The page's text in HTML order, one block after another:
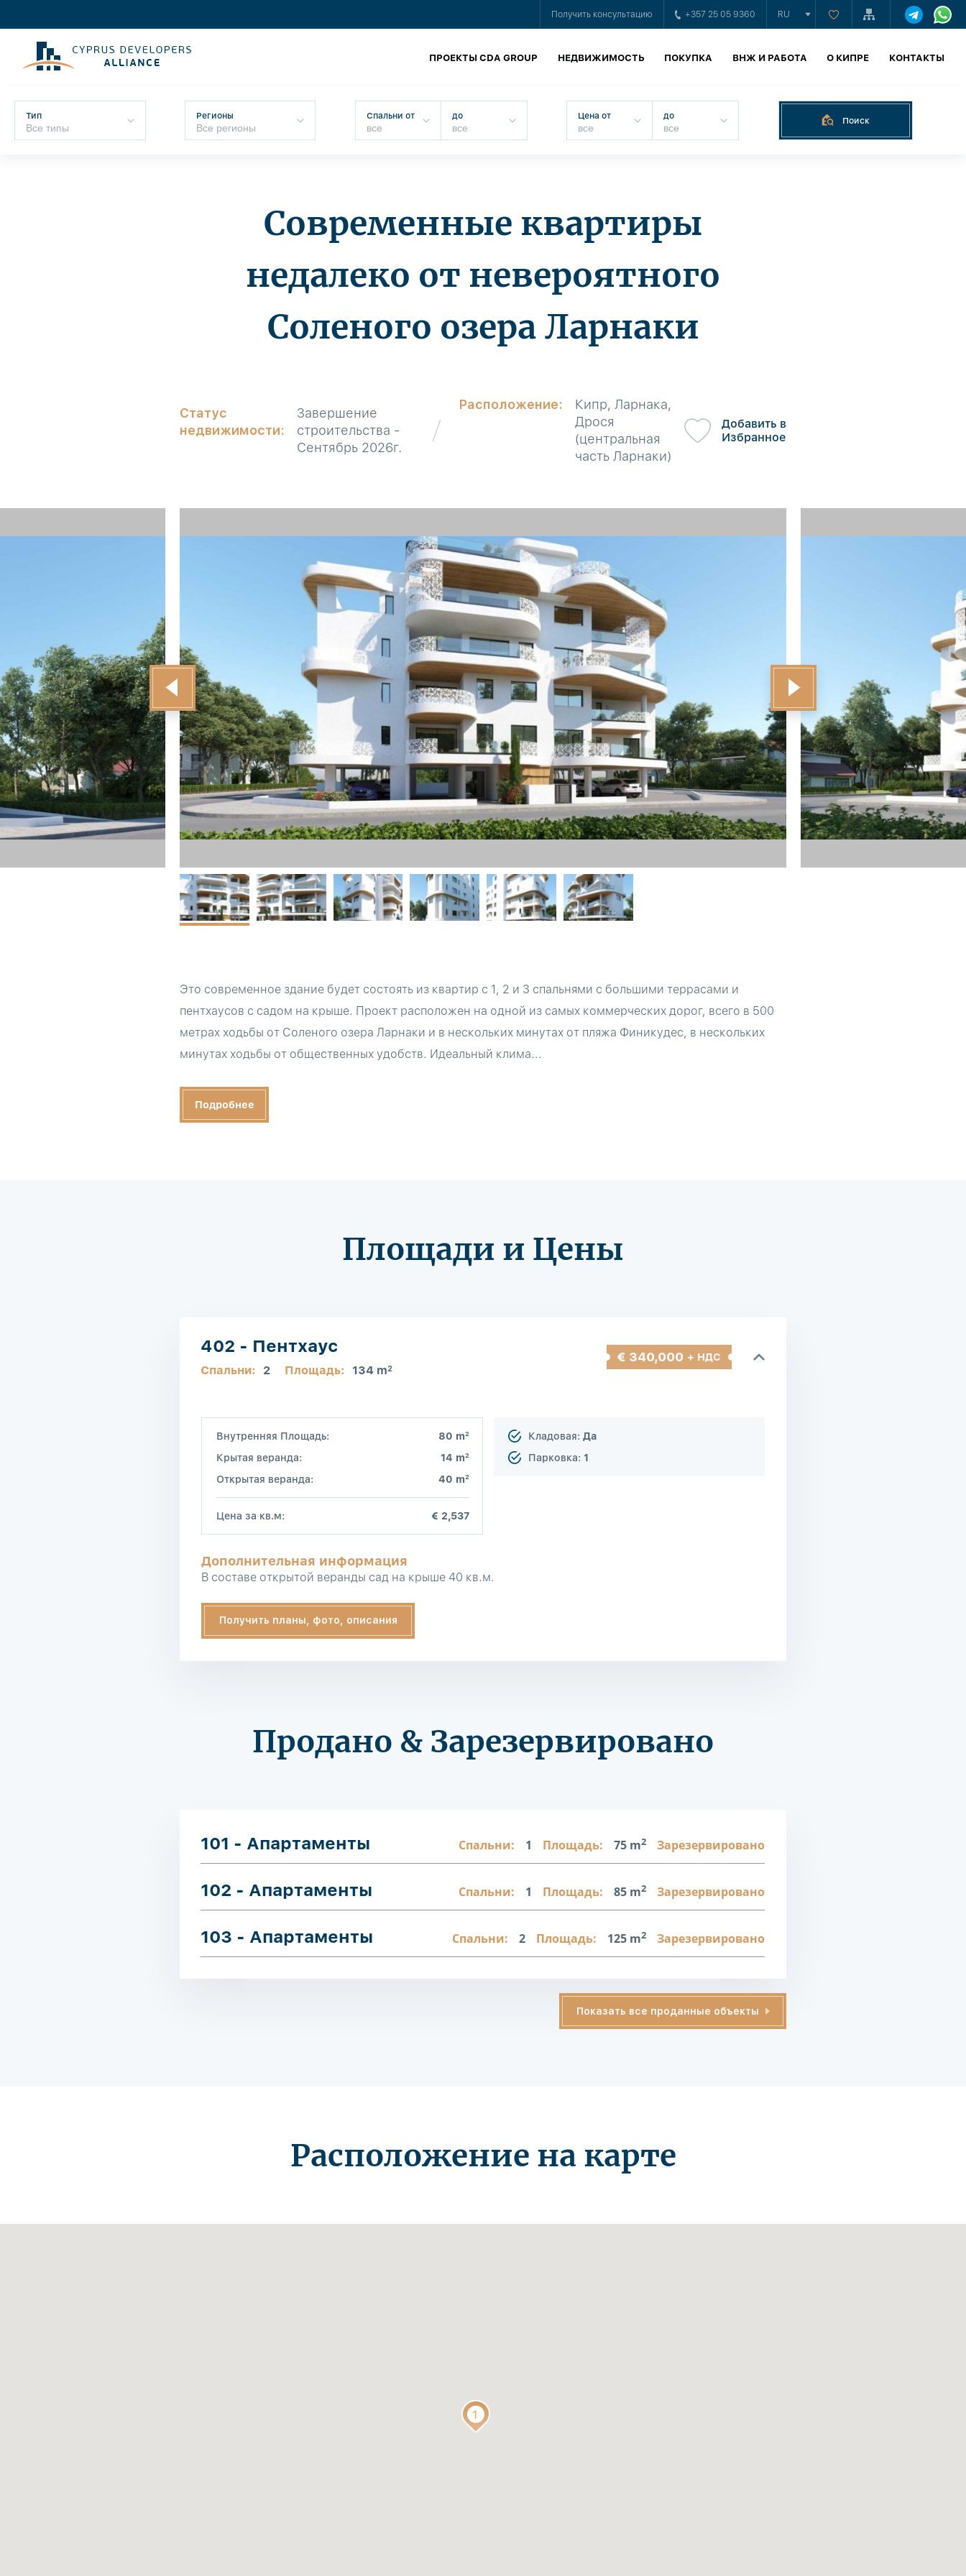
Получить консультацию +357 25 05 9360 RU
ПРОЕКТЫ CDA GROUP НЕДВИЖИМОСТЬ ПОКУПКА ВНЖ И РАБОТА О КИПРЕ КОНТАКТЫ
Тип Регионы Спальни от до Цена от до Поиск
Современные квартиры
недалеко от невероятного
Соленого озера Ларнаки
Статус
недвижимости:
Завершение
строительства -
Сентябрь 2026г.
Расположение:
Кипр, Ларнака,
Дрося
(центральная
часть Ларнаки)
Добавить в
Избранное
Это современное здание будет состоять из квартир с 1, 2 и 3 спальнями с большими террасами и
пентхаусов с садом на крыше. Проект расположен на одной из самых коммерческих дорог, всего в 500
метрах ходьбы от Соленого озера Ларнаки и в нескольких минутах от пляжа Финикудес, в нескольких
минутах ходьбы от общественных удобств. Идеальный клима...
Подробнее
Площади и Цены
402 - Пентхаус
Спальни: 2 Площадь: 134 m2
€ 340,000 + НДС
Внутренняя Площадь: 80 m2
Крытая веранда: 14 m2
Открытая веранда: 40 m2
Цена за кв.м: € 2,537
Кладовая: Да
Парковка: 1
Дополнительная информация
В составе открытой веранды сад на крыше 40 кв.м.
Получить планы, фото, описания
Продано & Зарезервировано
101 - Апартаменты Спальни: 1 Площадь: 75 m2 Зарезервировано
102 - Апартаменты Спальни: 1 Площадь: 85 m2 Зарезервировано
103 - Апартаменты Спальни: 2 Площадь: 125 m2 Зарезервировано
Показать все проданные объекты
Расположение на карте